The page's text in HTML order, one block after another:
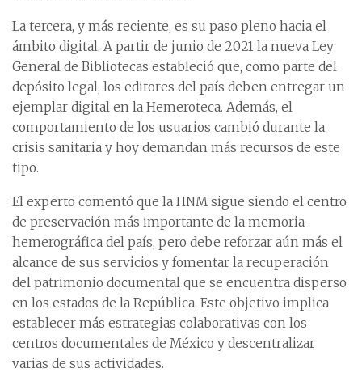
La tercera, y más reciente, es su paso pleno hacia el
ámbito digital. A partir de junio de 2021 la nueva Ley
General de Bibliotecas estableció que, como parte del
depósito legal, los editores del país deben entregar un
ejemplar digital en la Hemeroteca. Además, el
comportamiento de los usuarios cambió durante la
crisis sanitaria y hoy demandan más recursos de este
tipo.
El experto comentó que la HNM sigue siendo el centro
de preservación más importante de la memoria
hemerográfica del país, pero debe reforzar aún más el
alcance de sus servicios y fomentar la recuperación
del patrimonio documental que se encuentra disperso
en los estados de la República. Este objetivo implica
establecer más estrategias colaborativas con los
centros documentales de México y descentralizar
varias de sus actividades.